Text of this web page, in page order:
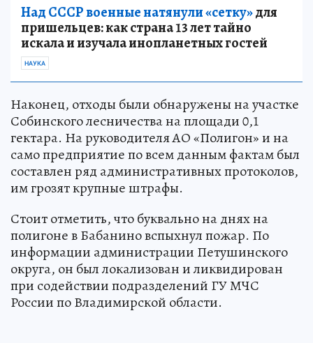
Над СССР военные натянули «сетку»для
пришельцев: как страна 13 лет тайно
искала и изучала инопланетных гостей
НАУКА
Наконец, отходы были обнаружены на участке
Собинского лесничества на площади 0,1
гектара. На руководителя АО «Полигон» и на
само предприятие по всем данным фактам был
составлен ряд административных протоколов,
им грозят крупные штрафы.
Стоит отметить, что буквально на днях на
полигоне в Бабанино вспыхнул пожар. По
информации администрации Петушинского
округа, он был локализован и ликвидирован
при содействии подразделений ГУ МЧС
России по Владимирской области.